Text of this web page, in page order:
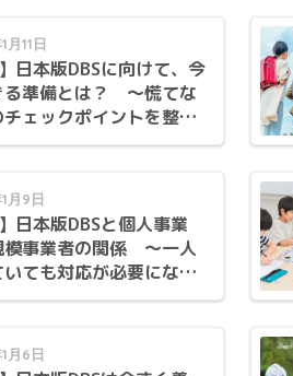
月11日
日本版DBSに向けて、今
る準備とは？ 〜慌てな
ェックポイントを整理
月9日
日本版DBSと個人事業
模事業者の関係 〜一人
ても対応が必要になる
月6日